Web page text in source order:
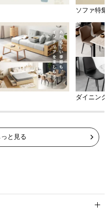
ト
より、立っている状態
ます。
ソファ特集
ダイニング
と見る